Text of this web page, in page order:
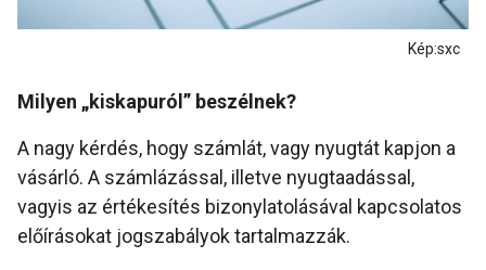
Kép:sxc
Milyen „kiskapuról” beszélnek?
A nagy kérdés, hogy számlát, vagy nyugtát kapjon a
vásárló. A számlázással, illetve nyugtaadással,
vagyis az értékesítés bizonylatolásával kapcsolatos
előírásokat jogszabályok tartalmazzák.